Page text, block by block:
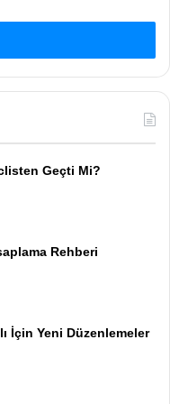
Geçti Mi?
Rehberi
İçin Yeni Düzenlemeler